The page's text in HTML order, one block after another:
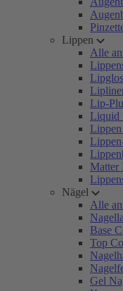
Lippen
Alle
Lip-
Liquid
Matter
Nägel
Alle
Base
Top
Gel